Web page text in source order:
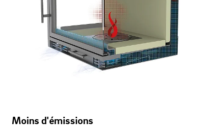
Moins d'émissions